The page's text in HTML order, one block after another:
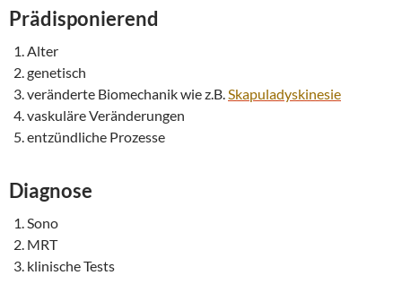
Prädisponierend
Alter
genetisch
veränderte Biomechanik wie z.B.Skapuladyskinesie
vaskuläre Veränderungen
entzündliche Prozesse
Diagnose
Sono
MRT
klinische Tests